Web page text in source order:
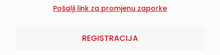
REGISTRACIJA